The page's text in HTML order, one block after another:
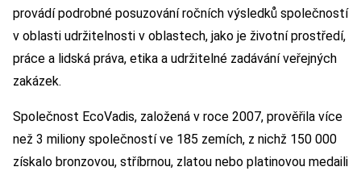
provádí podrobné posuzování ročních výsledků společností
v oblasti udržitelnosti v oblastech, jako je životní prostředí,
práce a lidská práva, etika a udržitelné zadávání veřejných
zakázek.
Společnost EcoVadis, založená v roce 2007, prověřila více
než 3 miliony společností ve 185 zemích, z nichž 150 000
získalo bronzovou, stříbrnou, zlatou nebo platinovou medaili